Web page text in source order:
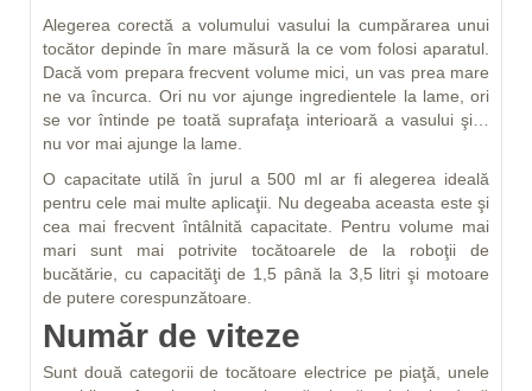
Alegerea corectă a volumului vasului la cumpărarea unui
tocător depinde în mare măsură la ce vom folosi aparatul.
Dacă vom prepara frecvent volume mici, un vas prea mare
ne va încurca. Ori nu vor ajunge ingredientele la lame, ori
se vor întinde pe toată suprafaţa interioară a vasului şi…
nu vor mai ajunge la lame.
O capacitate utilă în jurul a 500 ml ar fi alegerea ideală
pentru cele mai multe aplicaţii. Nu degeaba aceasta este şi
cea mai frecvent întâlnită capacitate. Pentru volume mai
mari sunt mai potrivite tocătoarele de la roboţii de
bucătărie, cu capacităţi de 1,5 până la 3,5 litri şi motoare
de putere corespunzătoare.
Număr de viteze
Sunt două categorii de tocătoare electrice pe piaţă, unele